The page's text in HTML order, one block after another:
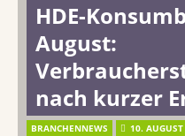
HDE-
August:
nach kurzer
BRANCHENNEWS 10.